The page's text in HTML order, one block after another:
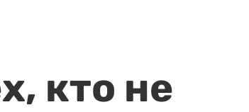
кто не